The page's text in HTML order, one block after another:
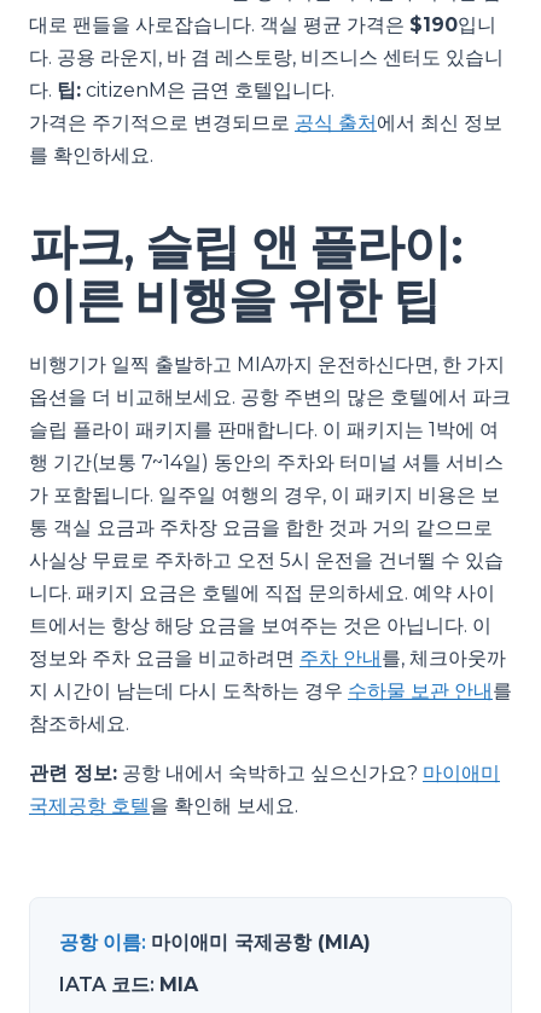
대로 팬들을 사로잡습니다. 객실 평균 가격은 $190입니
다. 공용 라운지, 바 겸 레스토랑, 비즈니스 센터도 있습니
다. 팁: citizenM은 금연 호텔입니다.
가격은 주기적으로 변경되므로 공식 출처에서 최신 정보
를 확인하세요.
파크, 슬립 앤 플라이:
이른 비행을 위한 팁
비행기가 일찍 출발하고 MIA까지 운전하신다면, 한 가지
옵션을 더 비교해보세요. 공항 주변의 많은 호텔에서 파크
슬립 플라이 패키지를 판매합니다. 이 패키지는 1박에 여
행 기간(보통 7~14일) 동안의 주차와 터미널 셔틀 서비스
가 포함됩니다. 일주일 여행의 경우, 이 패키지 비용은 보
통 객실 요금과 주차장 요금을 합한 것과 거의 같으므로
사실상 무료로 주차하고 오전 5시 운전을 건너뛸 수 있습
니다. 패키지 요금은 호텔에 직접 문의하세요. 예약 사이
트에서는 항상 해당 요금을 보여주는 것은 아닙니다. 이
정보와 주차 요금을 비교하려면 주차 안내를, 체크아웃까
지 시간이 남는데 다시 도착하는 경우 수하물 보관 안내를
참조하세요.
관련 정보: 공항 내에서 숙박하고 싶으신가요? 마이애미
국제공항 호텔을 확인해 보세요.
공항 이름: 마이애미 국제공항 (MIA)
IATA 코드: MIA